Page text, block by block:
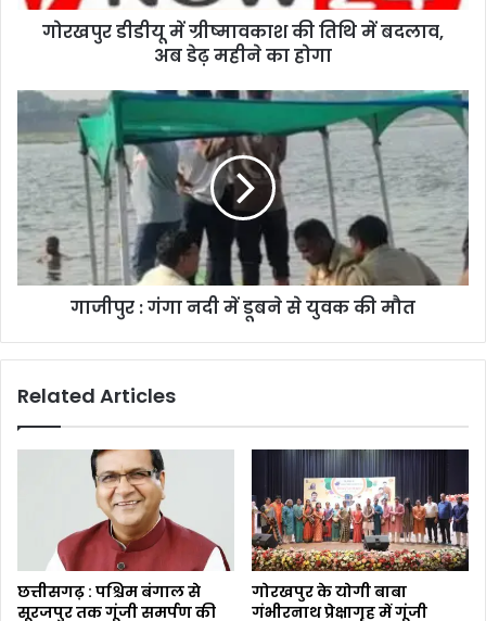
गोरखपुर डीडीयू में ग्रीष्मावकाश की तिथि में बदलाव,
अब डेढ़ महीने का होगा
गाजीपुर : गंगा नदी में डूबने से युवक की मौत
Related Articles
छत्तीसगढ़ : पश्चिम बंगाल से
सूरजपुर तक गूंजी समर्पण की
गोरखपुर के योगी बाबा
गंभीरनाथ प्रेक्षागृह में गूंजी